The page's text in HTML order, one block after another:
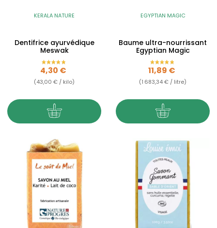
KERALA NATURE
Dentifrice ayurvédique
Meswak
Prix
4,30 €
(43,00 € / kilo)
EGYPTIAN MAGIC
Baume ultra-nourrissant
Egyptian Magic
Prix
11,89 €
(1 683,34 € / litre)